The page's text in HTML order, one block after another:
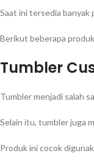
Saat ini tersedia banyak
Berikut beberapa
Tumbler
Tumbler menjadi salah
Selain itu, tumbler juga
Produk ini cocok